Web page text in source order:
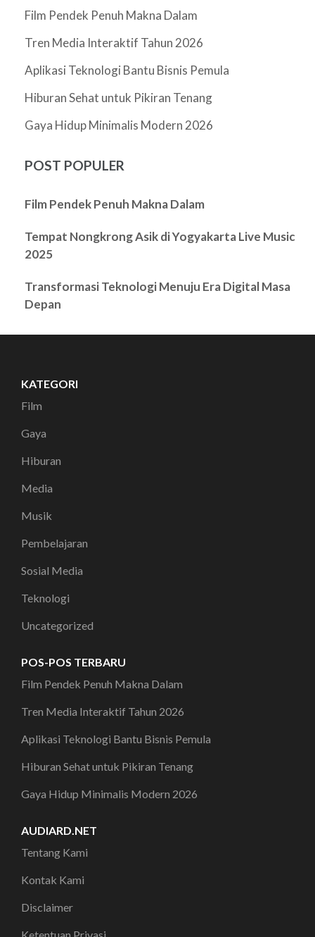
Film Pendek Penuh Makna Dalam
Tren Media Interaktif Tahun 2026
Aplikasi Teknologi Bantu Bisnis Pemula
Hiburan Sehat untuk Pikiran Tenang
Gaya Hidup Minimalis Modern 2026
POST POPULER
Film Pendek Penuh Makna Dalam
Tempat Nongkrong Asik di Yogyakarta Live Music
2025
Transformasi Teknologi Menuju Era Digital Masa
Depan
KATEGORI
Film
Gaya
Hiburan
Media
Musik
Pembelajaran
Sosial Media
Teknologi
Uncategorized
POS-POS TERBARU
Film Pendek Penuh Makna Dalam
Tren Media Interaktif Tahun 2026
Aplikasi Teknologi Bantu Bisnis Pemula
Hiburan Sehat untuk Pikiran Tenang
Gaya Hidup Minimalis Modern 2026
AUDIARD.NET
Tentang Kami
Kontak Kami
Disclaimer